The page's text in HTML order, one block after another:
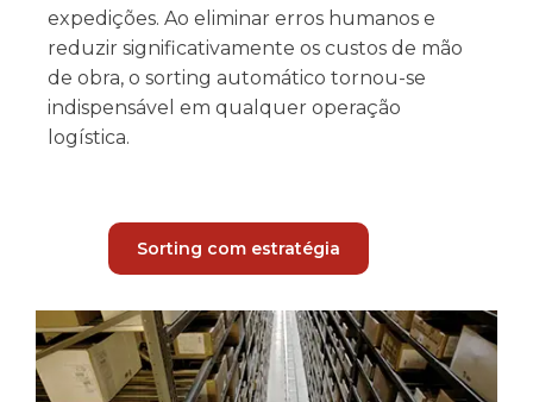
expedições. Ao eliminar erros humanos e
reduzir significativamente os custos de mão
de obra, o sorting automático tornou-se
indispensável em qualquer operação
logística.
Sorting com estratégia